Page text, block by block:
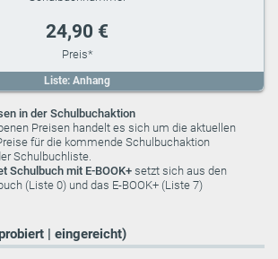
Liste: Anhang
24,90 €
in der Schulbuchaktion
Preisen handelt es sich um die aktuellen
für die kommende Schulbuchaktion
Schulbuchliste.
Schulbuch mit E-BOOK+ setzt sich aus den
(Liste 0) und das E-BOOK+ (Liste 7)
| eingereicht)